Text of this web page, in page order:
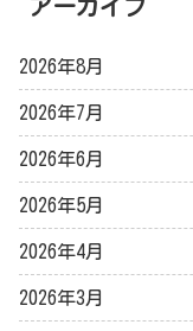
アーカイブ
2026年8月
2026年7月
2026年6月
2026年5月
2026年4月
2026年3月